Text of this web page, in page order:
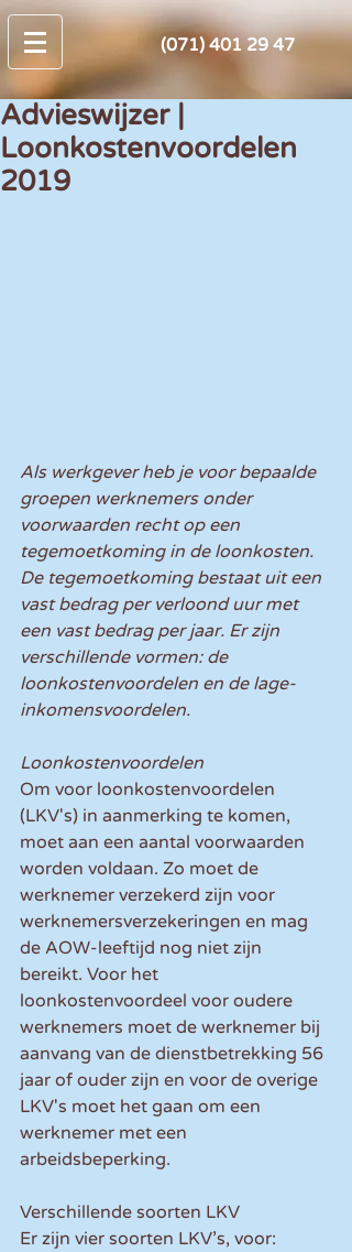
(071) 401 29 47
Advieswijzer |
Loonkostenvoordelen
2019
Als werkgever heb je voor bepaalde
groepen werknemers onder
voorwaarden recht op een
tegemoetkoming in de loonkosten.
De tegemoetkoming bestaat uit een
vast bedrag per verloond uur met
een vast bedrag per jaar. Er zijn
verschillende vormen: de
loonkostenvoordelen en de lage-
inkomensvoordelen.
Loonkostenvoordelen
Om voor loonkostenvoordelen
(LKV's) in aanmerking te komen,
moet aan een aantal voorwaarden
worden voldaan. Zo moet de
werknemer verzekerd zijn voor
werknemersverzekeringen en mag
de AOW-leeftijd nog niet zijn
bereikt. Voor het
loonkostenvoordeel voor oudere
werknemers moet de werknemer bij
aanvang van de dienstbetrekking 56
jaar of ouder zijn en voor de overige
LKV's moet het gaan om een
werknemer met een
arbeidsbeperking.
Verschillende soorten LKV
Er zijn vier soorten LKV’s, voor: